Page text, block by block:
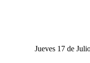
Jueves 17 de